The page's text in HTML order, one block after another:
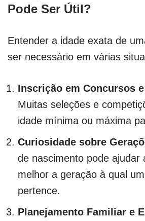
Pode Ser Útil?
Entender a idade exata de
ser necessário em várias
Inscrição em Concursos
Muitas seleções e
idade mínima ou máxima
Curiosidade sobre
de nascimento pode ajudar
melhor a geração à qual
pertence.
Planejamento Familiar e